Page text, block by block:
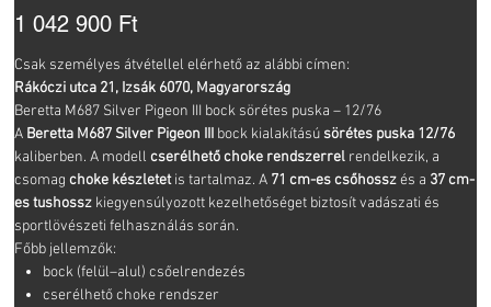
Ár
1 042 900 Ft
Csak személyes átvétellel elérhető az alábbi címen:
Rákóczi utca 21, Izsák 6070, Magyarország
Beretta M687 Silver Pigeon III bock sörétes puska – 12/76
A Beretta M687 Silver Pigeon III bock kialakításúsörétes puska 12/76
kaliberben. A modellcserélhető choke rendszerrel rendelkezik, a
csomagchoke készletetis tartalmaz. A 71 cm-es csőhosszés a 37 cm-
es tushossz kiegyensúlyozott kezelhetőséget biztosít vadászati és
sportlövészeti felhasználás során.
Főbb jellemzők:
bock (felül–alul) csőelrendezés
cserélhető choke rendszer